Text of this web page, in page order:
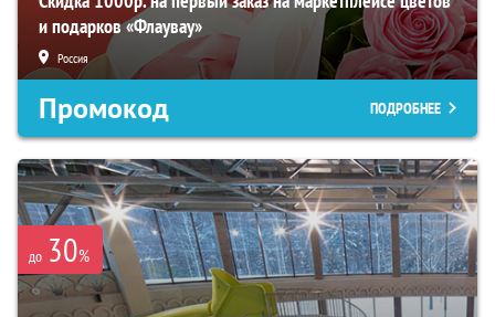
и подарков «Флаувау»
Россия
Промокод ПОДРОБНЕЕ
до 30%